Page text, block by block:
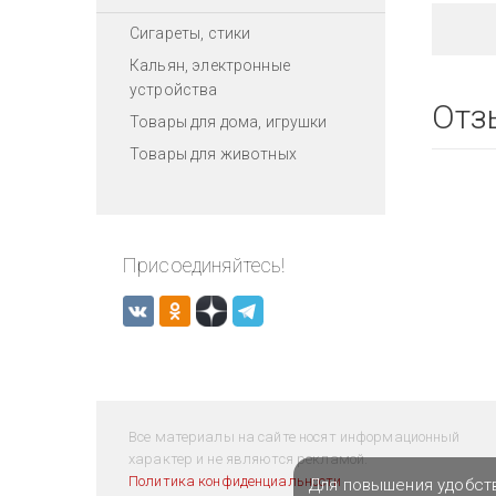
Сигареты, стики
Кальян, электронные
устройства
Товары для дома, игрушки
Товары для животных
Присоединяйтесь!
Все материалы на сайте носят информационный
характер и не являются рекламой.
Политика конфиденциальностиДля повышения